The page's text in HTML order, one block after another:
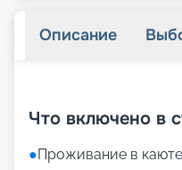
Описание
Что включено в
●Проживание в